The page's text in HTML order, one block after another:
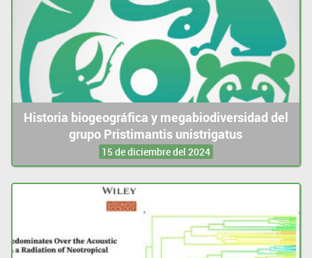
Historia biogeográfica y megabiodiversidad del
grupo Pristimantis unistrigatus
15 de diciembre del 2024